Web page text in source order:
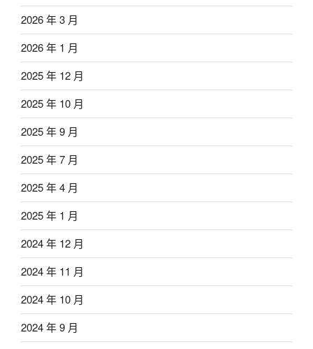
2026 年 3 月
2026 年 1 月
2025 年 12 月
2025 年 10 月
2025 年 9 月
2025 年 7 月
2025 年 4 月
2025 年 1 月
2024 年 12 月
2024 年 11 月
2024 年 10 月
2024 年 9 月